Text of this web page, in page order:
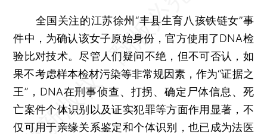
全国关注的江苏徐州“丰县生育八孩铁链女”事
件中，为确认该女子原始身份，官方使用了DNA检
验比对技术。尽管人们疑问不绝，但不可否认，如
果不考虑样本检材污染等非常规因素，作为“证据之
王”，DNA在刑事侦查、打拐、确定尸体信息、死
亡案件个体识别以及证实犯罪等方面作用显著，不
仅可用于亲缘关系鉴定和个体识别，也已成为法医